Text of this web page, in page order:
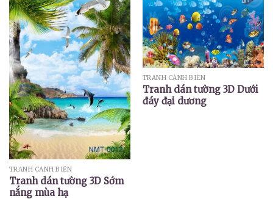
TRANH CẢNH BIỂN
Tranh dán tường 3D Sớm
nắng mùa hạ
TRANH CẢNH BIỂN
Tranh dán tường 3D Dưới
đáy đại dương